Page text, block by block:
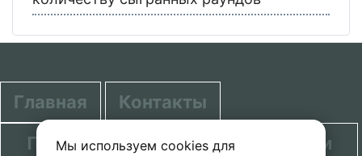
Мы используем cookies для
Главная
Контакты
Политика в отношении обработки